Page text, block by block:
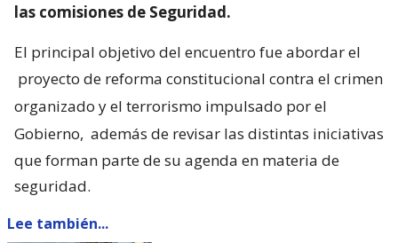
las comisiones de Seguridad.
El principal objetivo del encuentro fue abordar el
proyecto de reforma constitucional contra el crimen
organizado y el terrorismo impulsado por el
Gobierno, además de revisar las distintas iniciativas
que forman parte de su agenda en materia de
seguridad.
Lee también...